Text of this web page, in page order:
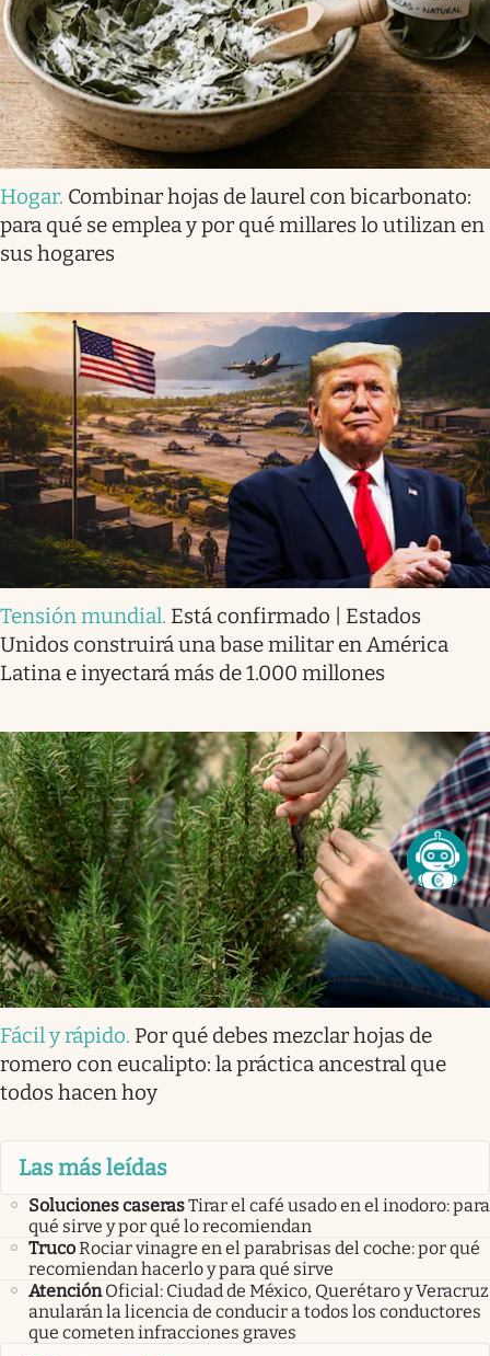
Hogar. Combinar hojas de laurel con bicarbonato:
para qué se emplea y por qué millares lo utilizan en
sus hogares
Tensión mundial. Está confirmado | Estados
Unidos construirá una base militar en América
Latina e inyectará más de 1.000 millones
Fácil y rápido. Por qué debes mezclar hojas de
romero con eucalipto: la práctica ancestral que
todos hacen hoy
Las más leídas
Soluciones caserasTirar el café usado en el inodoro: para
qué sirve y por qué lo recomiendan
TrucoRociar vinagre en el parabrisas del coche: por qué
recomiendan hacerlo y para qué sirve
Atención Oficial: Ciudad de México, Querétaro y Veracruz
anularán la licencia de conducir a todos los conductores
que cometen infracciones graves